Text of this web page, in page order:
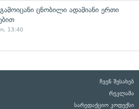
ცნობილი ადამიანი ერთი
13:40
ჩვენ შესახებ
რეკლამა
სარედაქციო კოდექსი